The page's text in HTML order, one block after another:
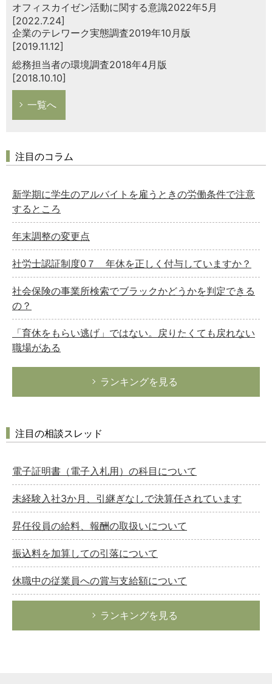
オフィスカイゼン活動に関する意識2022年5月
[2022.7.24]
企業のテレワーク実態調査2019年10月版
[2019.11.12]
総務担当者の環境調査2018年4月版
[2018.10.10]
一覧へ
注目のコラム
新学期に学生のアルバイトを雇うときの労働条件で注意
するところ
年末調整の変更点
社労士認証制度0７ 年休を正しく付与していますか？
社会保険の事業所検索でブラックかどうかを判定できる
の？
「育休をもらい逃げ」ではない。戻りたくても戻れない
職場がある
ランキングを見る
注目の相談スレッド
電子証明書（電子入札用）の科目について
未経験入社3か月、引継ぎなしで決算任されています
昇任役員の給料、報酬の取扱いについて
振込料を加算しての引落について
休職中の従業員への賞与支給額について
ランキングを見る